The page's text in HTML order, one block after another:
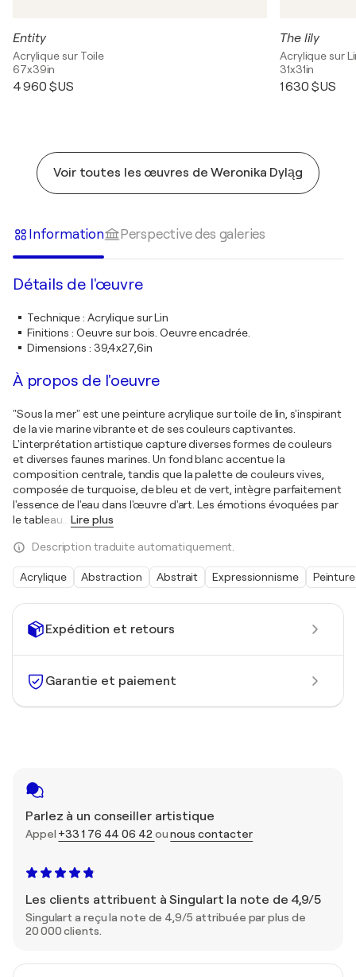
Expédition et retours
Garantie et paiement
Parlez à un conseiller artistique
Appel +33 1 76 44 06 42 ounous contacter
Les clients attribuent à Singulart la note de 4,9/5
Singulart a reçu la note de 4,9/5 attribuée par plus de
20 000 clients.
Entity
Acrylique sur Toile
67x39in
4 960 $US
The lily
Acrylique sur
31x31in
1 630 $US
Voir toutes les œuvres de Weronika Dyląg
Information Perspective des galeries
Détails de l'œuvre
Technique: Acrylique sur Lin
Finitions : Oeuvre sur bois. Oeuvre encadrée.
Dimensions : 39,4x27,6in
À propos de l'oeuvre
"Sous la mer" est une peinture acrylique sur toile de lin, s'inspirant
de la vie marine vibrante et de ses couleurs captivantes.
L'interprétation artistique capture diverses formes de couleurs
et diverses faunes marines. Un fond blanc accentue la
composition centrale, tandis que la palette de couleurs vives,
composée de turquoise, de bleu et de vert, intègre parfaitement
l'essence de l'eau dans l'œuvre d'art. Les émotions évoquées par
le tableau
Lire plus
Description traduite automatiquement.
Acrylique Abstraction Abstrait Expressionnisme Peinture